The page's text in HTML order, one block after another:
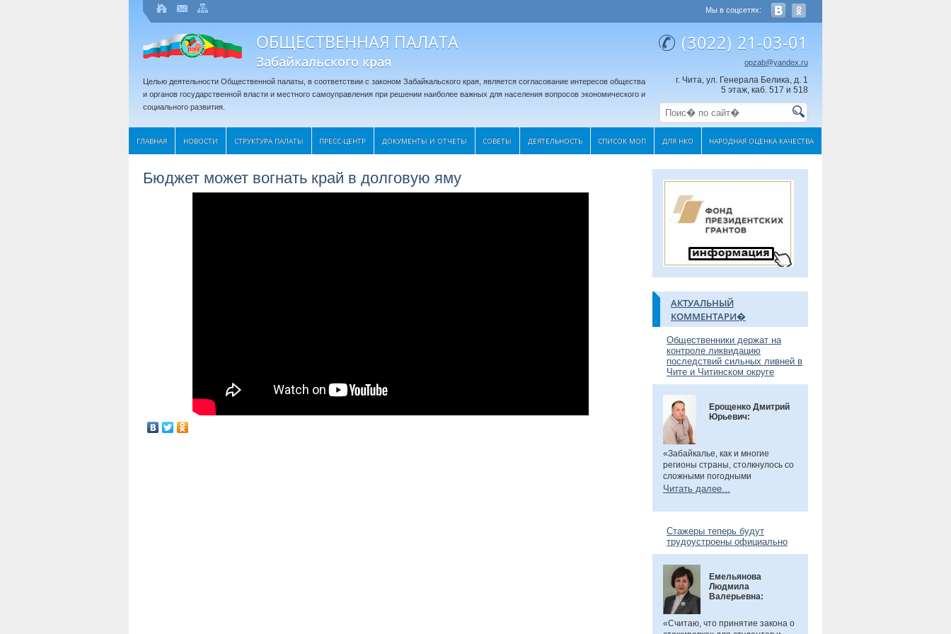
Мы в соцсетях:
ОБЩЕСТВЕННАЯ ПАЛАТА
Забайкальского края
Целью деятельности Общественной палаты, в соответствии с законом Забайкальского края, является согласование интересов общества
и органов государственной власти и местного самоуправления при решении наиболее важных для населения вопросов экономического и
социального развития.
(3022) 21-03-01
opzab@yandex.ru
г. Чита, ул. Генерала Белика, д. 1
5 этаж, каб. 517 и 518
ГЛАВНАЯ НОВОСТИ СТРУКТУРА ПАЛАТЫ ПРЕСС-ЦЕНТР ДОКУМЕНТЫ И ОТЧЕТЫ CОВЕТЫ ДЕЯТЕЛЬНОСТЬ СПИСОК МОП ДЛЯ НКО НАРОДНАЯ ОЦЕНКА КАЧЕСТВА
Бюджет может вогнать край в долговую яму
АКТУАЛЬНЫЙ
КОММЕНТАРИ�
Общественники держат на
контроле ликвидацию
последствий сильных ливней в
Чите и Читинском округе
Ерощенко Дмитрий
Юрьевич:
«Забайкалье, как и многие
регионы страны, столкнулось со
сложными погодными
условиями. Но благодаря ранее
рек во многих местах удалось
Танха и Курчина наблюдается
даже небольшой спад уровня
воды. В частности, в селе Танха
Читинского округа, в котором мы
былив прошлом году, жители
претензий не имеют. Есть
сложности в поселке
Биофабрика. Там подтоплены
приусадебные участки.
Читать далее...
Стажеры теперь будут
трудоустроены официально
Емельянова
Людмила
Валерьевна:
«Считаю, что принятие закона о